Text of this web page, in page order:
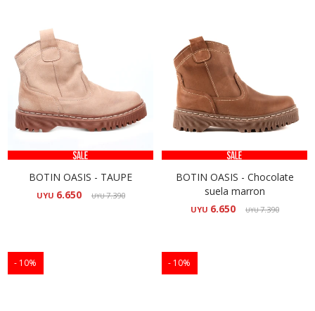
BOTIN OASIS - TAUPE
UYU 6.650 UYU7.390
BOTIN OASIS - Chocolate
suela marron
UYU 6.650 UYU7.390
10 10